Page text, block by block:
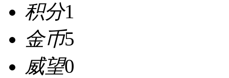
积分1
金币5
威望0